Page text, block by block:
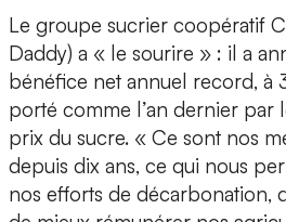
Le groupe sucrier coopératif
Daddy) a « le sourire » : il a
bénéfice net annuel record, à
porté comme l’an dernier par
prix du sucre. « Ce sont nos
depuis dix ans, ce qui nous
nos efforts de décarbonation,